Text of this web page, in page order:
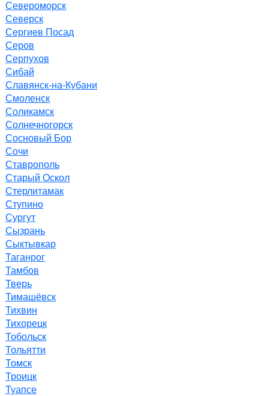
Североморск
Северск
Сергиев Посад
Серов
Серпухов
Сибай
Славянск-на-Кубани
Смоленск
Соликамск
Солнечногорск
Сосновый Бор
Сочи
Ставрополь
Старый Оскол
Стерлитамак
Ступино
Сургут
Сызрань
Сыктывкар
Таганрог
Тамбов
Тверь
Тимашёвск
Тихвин
Тихорецк
Тобольск
Тольятти
Томск
Троицк
Туапсе